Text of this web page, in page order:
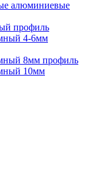
алюминиевые
профиль
4-6мм
8мм профиль
10мм